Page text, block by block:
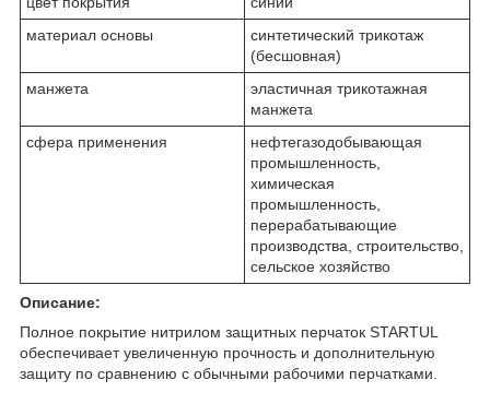
материал основы
синтетический трикотаж
(бесшовная)
манжета
эластичная трикотажная
манжета
сфера применения
нефтегазодобывающая
промышленность,
химическая
промышленность,
перерабатывающие
производства, строительство,
сельское хозяйство
Описание:
Полное покрытие нитрилом защитных перчаток STARTUL
обеспечивает увеличенную прочность и дополнительную
защиту по сравнению с обычными рабочими перчатками.